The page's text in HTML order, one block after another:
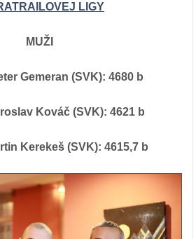
LIGY
MUŽI
Gemeran (SVK): 4680 b
Kováč (SVK): 4621 b
Kerekeš (SVK): 4615,7 b